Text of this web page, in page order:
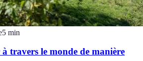
5 min
travers le monde de manière